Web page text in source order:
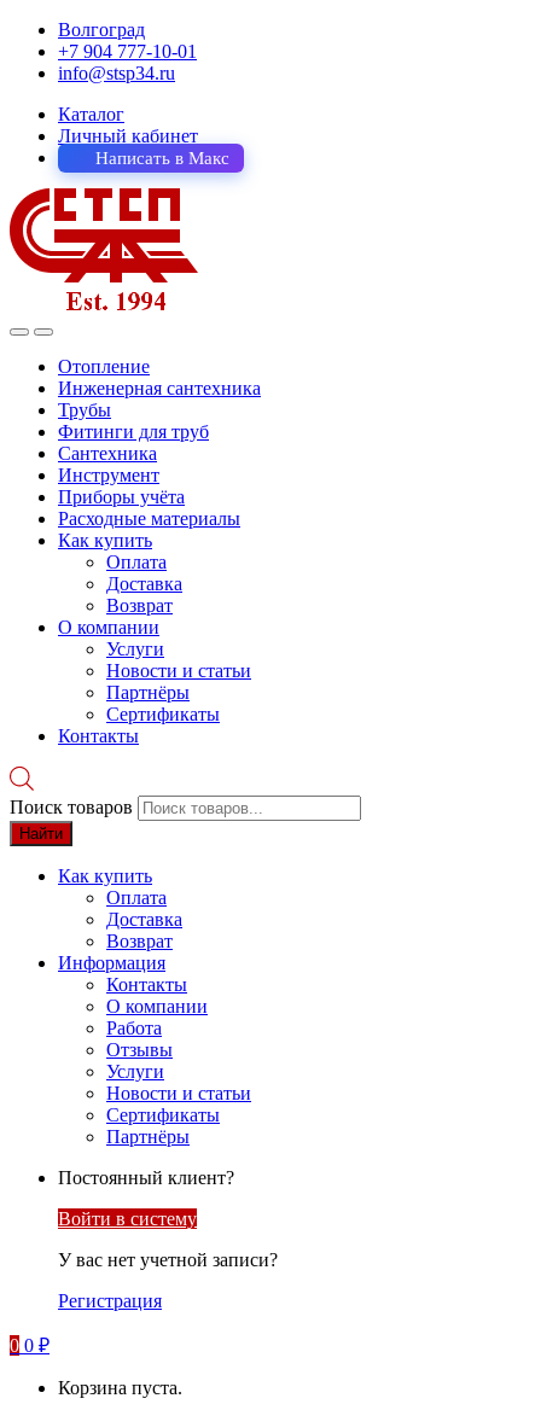
Волгоград
+7 904 777-10-01
info@stsp34.ru
Каталог
Личный кабинет
Написать в Макс
Отопление
Инженерная сантехника
Трубы
Фитинги для труб
Сантехника
Инструмент
Приборы учёта
Расходные материалы
Как купить
Оплата
Доставка
Возврат
О компании
Услуги
Новости и статьи
Партнёры
Сертификаты
Контакты
Поиск товаров
Найти
Как купить
Оплата
Доставка
Возврат
Информация
Контакты
О компании
Работа
Отзывы
Услуги
Новости и статьи
Сертификаты
Партнёры
Постоянный клиент?
Войти в систему
У вас нет учетной записи?
Регистрация
0 0 ₽
Корзина пуста.